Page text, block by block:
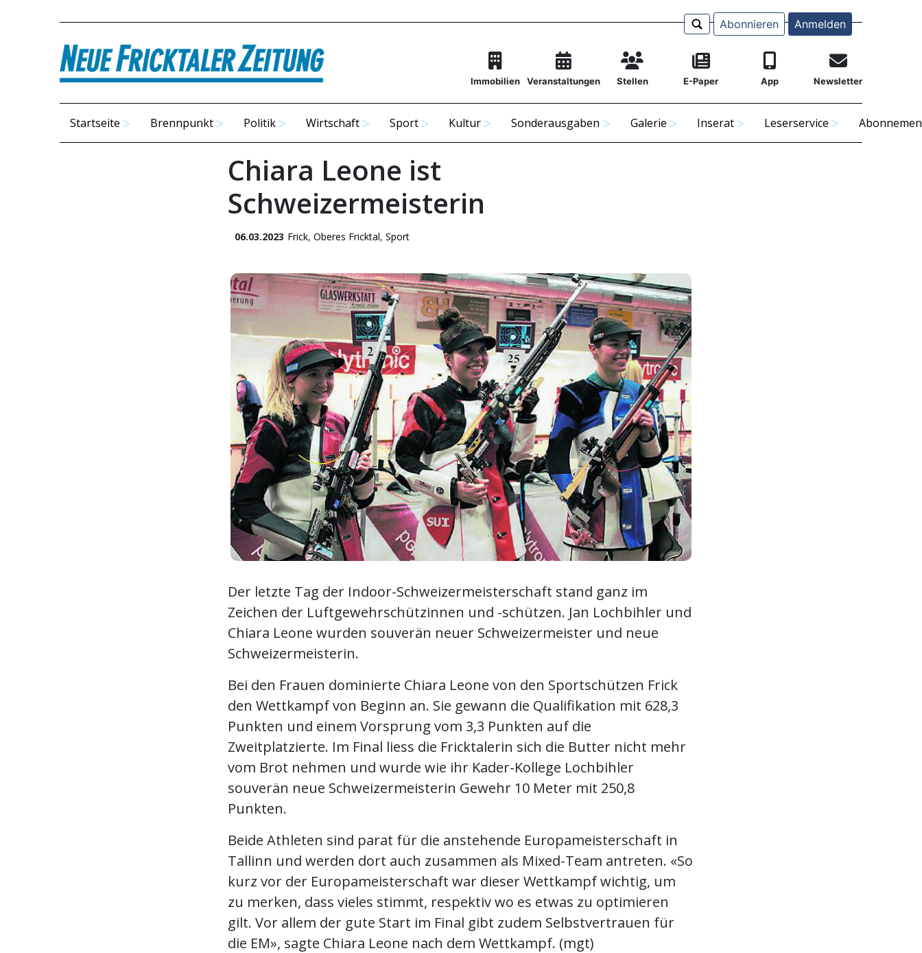
Abonnieren Anmelden
Immobilien Veranstaltungen Stellen E-Paper App Newsletter
Startseite Brennpunkt Politik Wirtschaft Sport Kultur Sonderausgaben Galerie Inserat Leserservice
Chiara Leone ist
Schweizermeisterin
06.03.2023 Frick, Oberes Fricktal, Sport
Der letzte Tag der Indoor-Schweizermeisterschaft stand ganz im
Zeichen der Luftgewehrschützinnen und -schützen. Jan Lochbihler und
Chiara Leone wurden souverän neuer Schweizermeister und neue
Schweizermeisterin.
Bei den Frauen dominierte Chiara Leone von den Sportschützen Frick
den Wettkampf von Beginn an. Sie gewann die Qualifikation mit 628,3
Punkten und einem Vorsprung vom 3,3 Punkten auf die
Zweitplatzierte. Im Final liess die Fricktalerin sich die Butter nicht mehr
vom Brot nehmen und wurde wie ihr Kader-Kollege Lochbihler
souverän neue Schweizermeisterin Gewehr 10 Meter mit 250,8
Punkten.
Beide Athleten sind parat für die anstehende Europameisterschaft in
Tallinn und werden dort auch zusammen als Mixed-Team antreten. «So
kurz vor der Europameisterschaft war dieser Wettkampf wichtig, um
zu merken, dass vieles stimmt, respektiv wo es etwas zu optimieren
gilt. Vor allem der gute Start im Final gibt zudem Selbstvertrauen für
die EM», sagte Chiara Leone nach dem Wettkampf. (mgt)